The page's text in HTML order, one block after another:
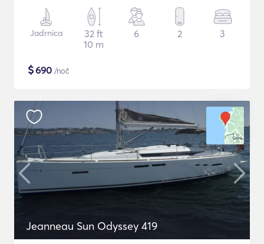
Jadrnica
32 ft
10 m
6 2 3
$690 /noč
Jeanneau Sun Odyssey 419